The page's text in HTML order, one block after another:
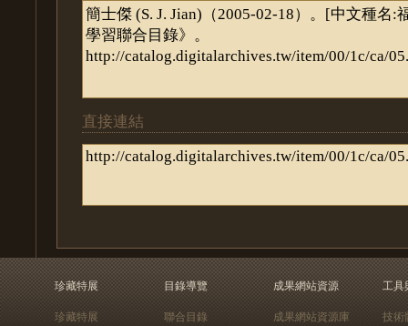
直接連結
珍藏特展
珍藏特展
目錄導覽
聯合目錄
成果網站資源
成果網站資源庫
工具
技術